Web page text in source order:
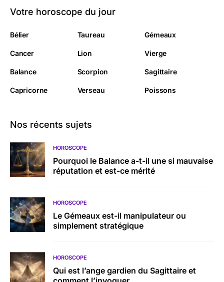
Votre horoscope du jour
Bélier Taureau Gémeaux
Cancer Lion Vierge
Balance Scorpion Sagittaire
Capricorne Verseau Poissons
Nos récents sujets
HOROSCOPE
Pourquoi le Balance a-t-il une si mauvaise
réputation et est-ce mérité
HOROSCOPE
Le Gémeaux est-il manipulateur ou
simplement stratégique
HOROSCOPE
Qui est l’ange gardien du Sagittaire et